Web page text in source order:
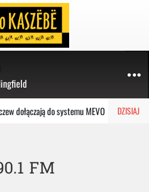
DZISIAJ
do systemu MEVO
FM